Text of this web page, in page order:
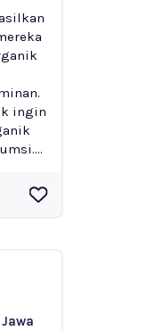
ingin
Jawa